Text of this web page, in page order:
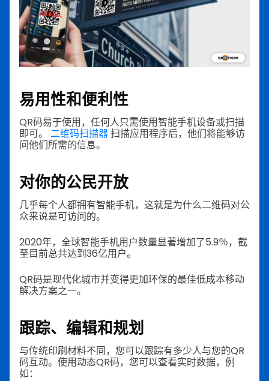
易用性和便利性
QR码易于使用，任何人只需使用智能手机设备或扫描
即可。 二维码扫描器扫描应用程序后，他们将能够访
问他们所需的信息。
对你的公民开放
几乎每个人都拥有智能手机，这就是为什么二维码对公
众来说是可访问的。
2020年，全球智能手机用户数量显著增加了5.9％，截
至目前总共达到36亿用户。
QR码是现代化城市并变得更加环保的最佳低成本移动
解决方案之一。
跟踪、编辑和规划
与传统印刷材料不同，您可以跟踪有多少人与您的QR
码互动。使用动态QR码，您可以查看实时数据，例
如：